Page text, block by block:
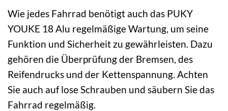
Wie jedes Fahrrad benötigt auch das PUKY
YOUKE 18 Alu regelmäßige Wartung, um seine
Funktion und Sicherheit zu gewährleisten. Dazu
gehören die Überprüfung der Bremsen, des
Reifendrucks und der Kettenspannung. Achten
Sie auch auf lose Schrauben und säubern Sie das
Fahrrad regelmäßig.